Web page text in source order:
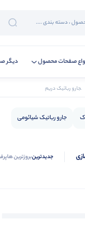
صفحات محصول دیگر
جارو رباتیک دریم
جارو رباتیک شیائومی
جدیدترینبروزترین ها